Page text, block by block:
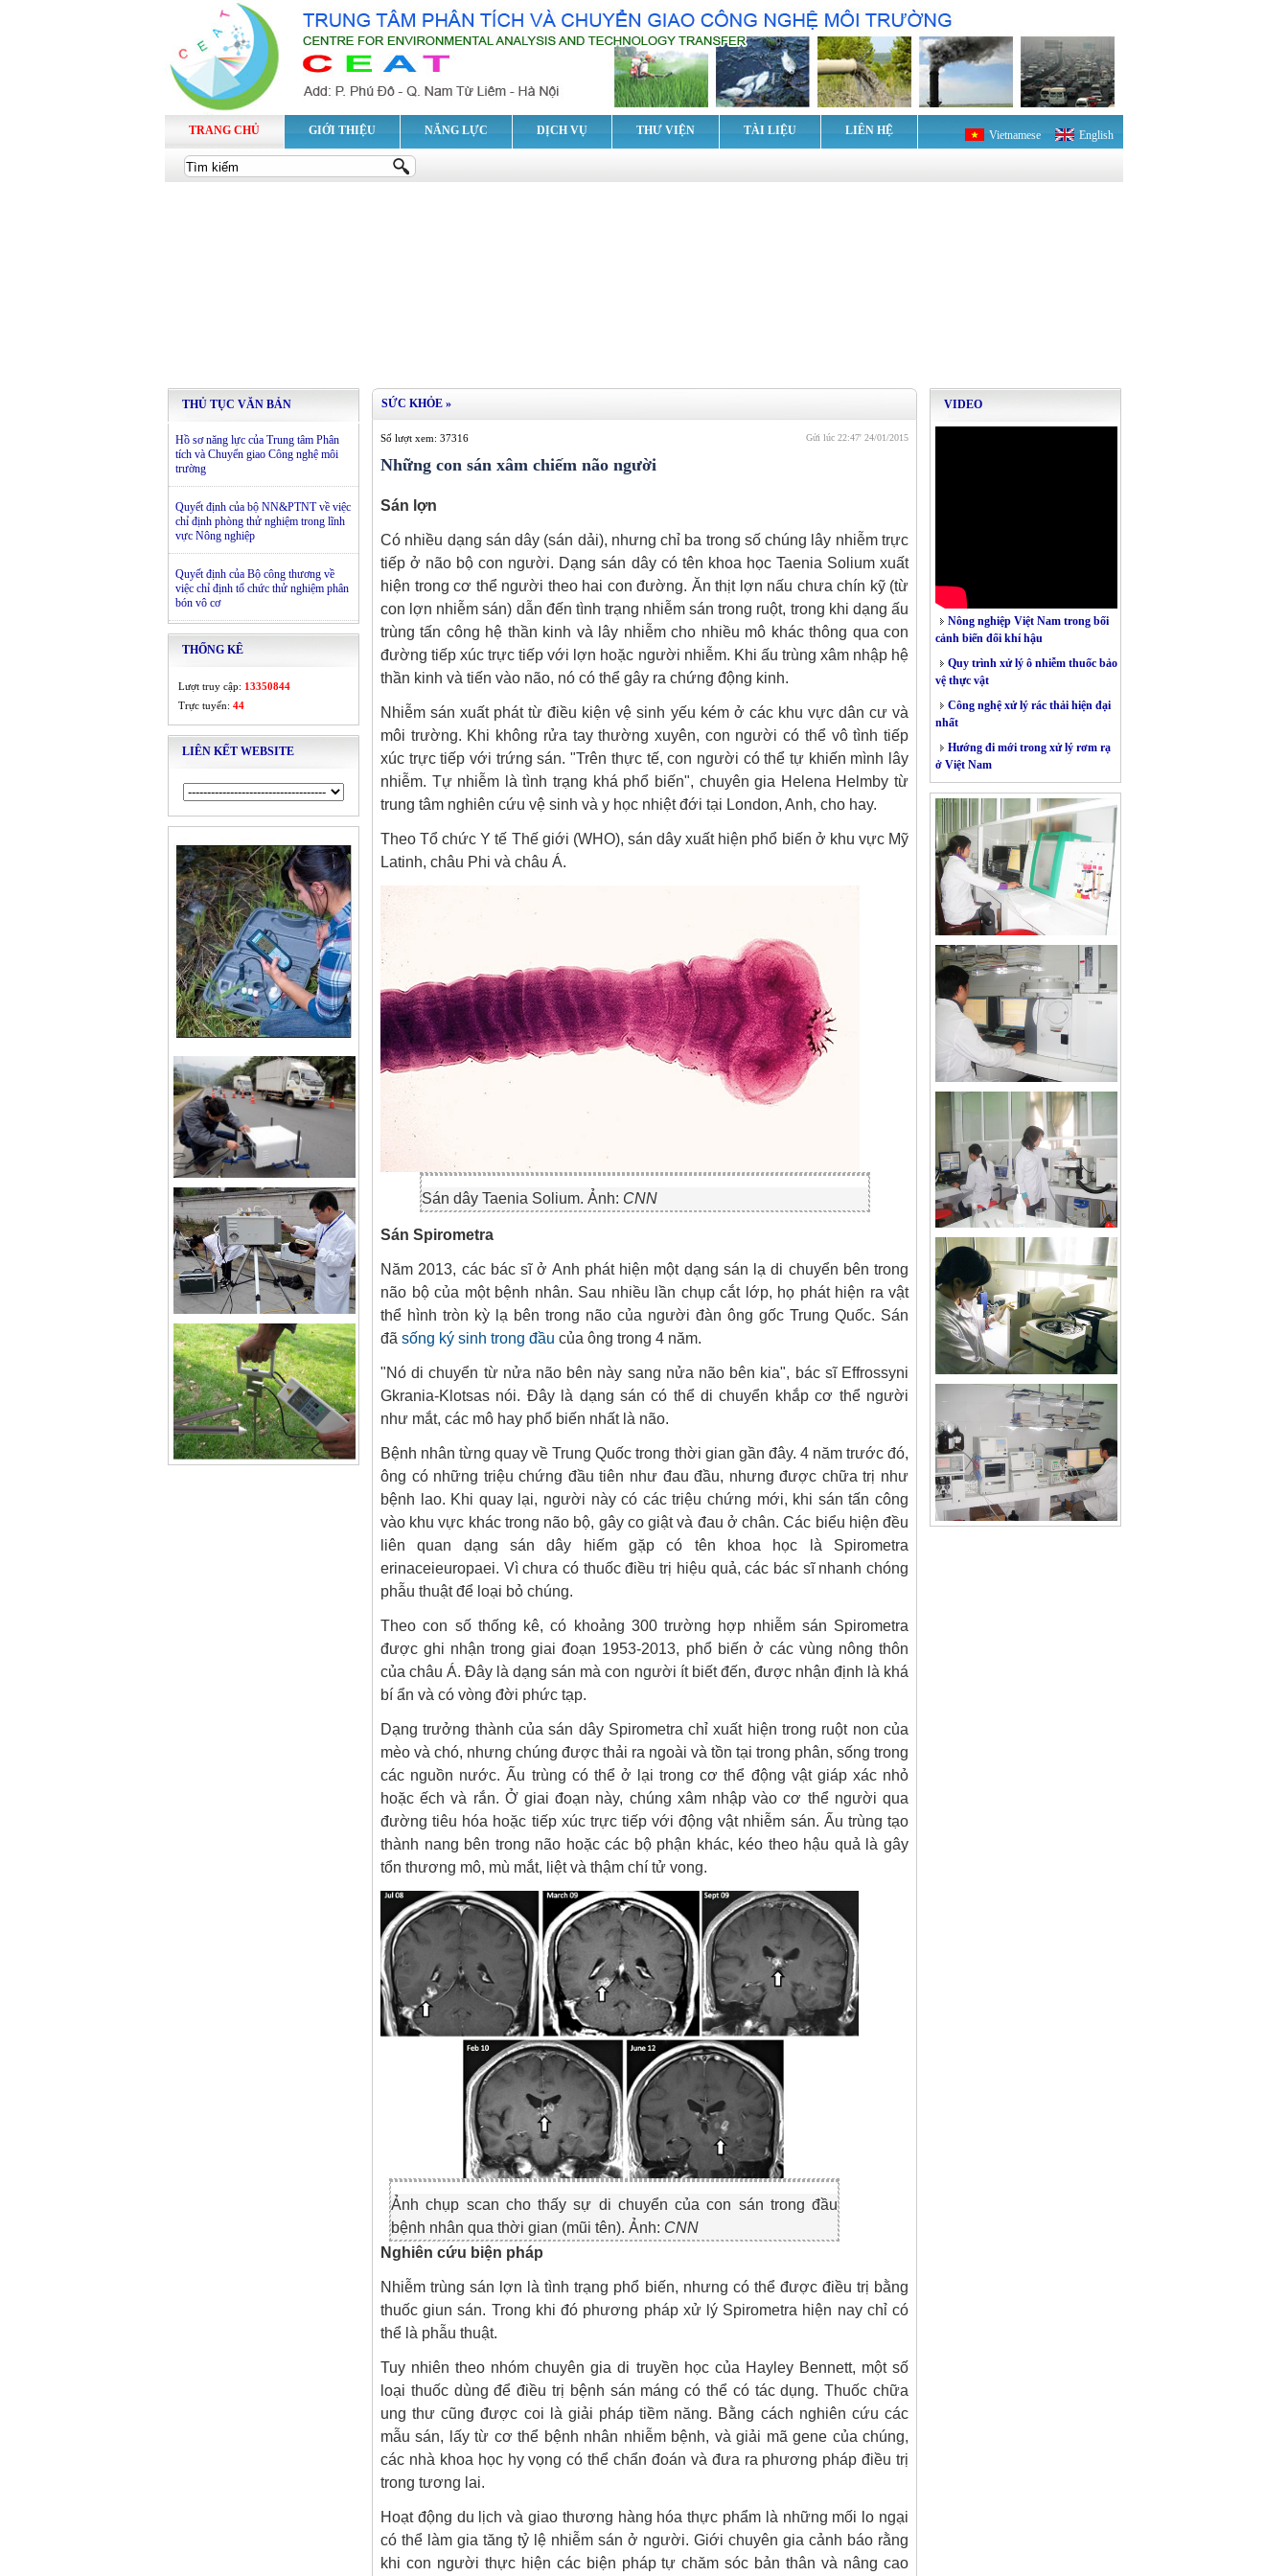
TRANG CHỦ GIỚI THIỆU NĂNG LỰC DỊCH VỤ THƯ VIỆN TÀI LIỆU LIÊN HỆ English
Vietnamese
THỦ TỤC VĂN BẢN
Hồ sơ năng lực của Trung tâm Phân
tích và Chuyển giao Công nghệ môi
trường
Quyết định của bộ NN&PTNT về việc
chỉ định phòng thử nghiệm trong lĩnh
vực Nông nghiệp
Quyết định của Bộ công thương về
việc chỉ định tổ chức thử nghiệm phân
bón vô cơ
THỐNG KÊ
Lượt truy cập: 13350844
Trực tuyến: 44
LIÊN KẾT WEBSITE
SỨC KHỎE »
Số lượt xem: 37316 Gửi lúc 22:47' 24/01/2015
Những con sán xâm chiếm não người
Sán lợn
Có nhiều dạng sán dây (sán dải), nhưng chỉ ba trong số chúng lây nhiễm trực
tiếp ở não bộ con người. Dạng sán dây có tên khoa học Taenia Solium xuất
hiện trong cơ thể người theo hai con đường. Ăn thịt lợn nấu chưa chín kỹ (từ
con lợn nhiễm sán) dẫn đến tình trạng nhiễm sán trong ruột, trong khi dạng ấu
trùng tấn công hệ thần kinh và lây nhiễm cho nhiều mô khác thông qua con
đường tiếp xúc trực tiếp với lợn hoặc người nhiễm. Khi ấu trùng xâm nhập hệ
thần kinh và tiến vào não, nó có thể gây ra chứng động kinh.
Nhiễm sán xuất phát từ điều kiện vệ sinh yếu kém ở các khu vực dân cư và
môi trường. Khi không rửa tay thường xuyên, con người có thể vô tình tiếp
xúc trực tiếp với trứng sán. "Trên thực tế, con người có thể tự khiến mình lây
nhiễm. Tự nhiễm là tình trạng khá phổ biến", chuyên gia Helena Helmby từ
trung tâm nghiên cứu vệ sinh và y học nhiệt đới tại London, Anh, cho hay.
Theo Tổ chức Y tế Thế giới (WHO), sán dây xuất hiện phổ biến ở khu vực Mỹ
Latinh, châu Phi và châu Á.
Sán dây Taenia Solium. Ảnh: CNN
Sán Spirometra
Năm 2013, các bác sĩ ở Anh phát hiện một dạng sán lạ di chuyển bên trong
não bộ của một bệnh nhân. Sau nhiều lần chụp cắt lớp, họ phát hiện ra vật
thể hình tròn kỳ lạ bên trong não của người đàn ông gốc Trung Quốc. Sán
đã sống ký sinh trong đầu của ông trong 4 năm.
"Nó di chuyển từ nửa não bên này sang nửa não bên kia", bác sĩ Effrossyni
Gkrania-Klotsas nói. Đây là dạng sán có thể di chuyển khắp cơ thể người
như mắt, các mô hay phổ biến nhất là não.
Bệnh nhân từng quay về Trung Quốc trong thời gian gần đây. 4 năm trước đó,
ông có những triệu chứng đầu tiên như đau đầu, nhưng được chữa trị như
bệnh lao. Khi quay lại, người này có các triệu chứng mới, khi sán tấn công
vào khu vực khác trong não bộ, gây co giật và đau ở chân. Các biểu hiện đều
liên quan dạng sán dây hiếm gặp có tên khoa học là Spirometra
erinaceieuropaei. Vì chưa có thuốc điều trị hiệu quả, các bác sĩ nhanh chóng
phẫu thuật để loại bỏ chúng.
Theo con số thống kê, có khoảng 300 trường hợp nhiễm sán Spirometra
được ghi nhận trong giai đoạn 1953-2013, phổ biến ở các vùng nông thôn
của châu Á. Đây là dạng sán mà con người ít biết đến, được nhận định là khá
bí ẩn và có vòng đời phức tạp.
Dạng trưởng thành của sán dây Spirometra chỉ xuất hiện trong ruột non của
mèo và chó, nhưng chúng được thải ra ngoài và tồn tại trong phân, sống trong
các nguồn nước. Ấu trùng có thể ở lại trong cơ thể động vật giáp xác nhỏ
hoặc ếch và rắn. Ở giai đoạn này, chúng xâm nhập vào cơ thể người qua
đường tiêu hóa hoặc tiếp xúc trực tiếp với động vật nhiễm sán. Ấu trùng tạo
thành nang bên trong não hoặc các bộ phận khác, kéo theo hậu quả là gây
tổn thương mô, mù mắt, liệt và thậm chí tử vong.
Ảnh chụp scan cho thấy sự di chuyển của con sán trong đầu
bệnh nhân qua thời gian (mũi tên). Ảnh: CNN
Nghiên cứu biện pháp
Nhiễm trùng sán lợn là tình trạng phổ biến, nhưng có thể được điều trị bằng
thuốc giun sán. Trong khi đó phương pháp xử lý Spirometra hiện nay chỉ có
thể là phẫu thuật.
Tuy nhiên theo nhóm chuyên gia di truyền học của Hayley Bennett, một số
loại thuốc dùng để điều trị bệnh sán máng có thể có tác dụng. Thuốc chữa
ung thư cũng được coi là giải pháp tiềm năng. Bằng cách nghiên cứu các
mẫu sán, lấy từ cơ thể bệnh nhân nhiễm bệnh, và giải mã gene của chúng,
các nhà khoa học hy vọng có thể chẩn đoán và đưa ra phương pháp điều trị
trong tương lai.
Hoạt động du lịch và giao thương hàng hóa thực phẩm là những mối lo ngại
có thể làm gia tăng tỷ lệ nhiễm sán ở người. Giới chuyên gia cảnh báo rằng
khi con người thực hiện các biện pháp tự chăm sóc bản thân và nâng cao
VIDEO
Nông nghiệp Việt Nam trong bối
cảnh biến đổi khí hậu
Quy trình xử lý ô nhiễm thuốc bảo
vệ thực vật
Công nghệ xử lý rác thải hiện đại
nhất
Hướng đi mới trong xử lý rơm rạ
ở Việt Nam